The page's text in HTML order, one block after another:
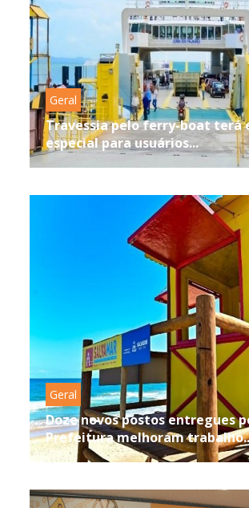
Geral
Travessia pelo ferry-boat terá
especial para usuários...
Geral
Doze novos postos entregues
Prefeitura melhoram